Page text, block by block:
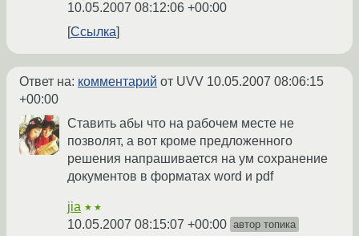
10.05.2007 08:12:06 +00:00
Ссылка
Ответ на: комментарий от UVV 10.05.2007 08:06:15
+00:00
Ставить абы что на рабочем месте не
позволят, а вот кроме предложенного
решения напрашивается на ум сохранение
документов в форматах word и pdf
jia ★★
10.05.2007 08:15:07 +00:00 автор топика